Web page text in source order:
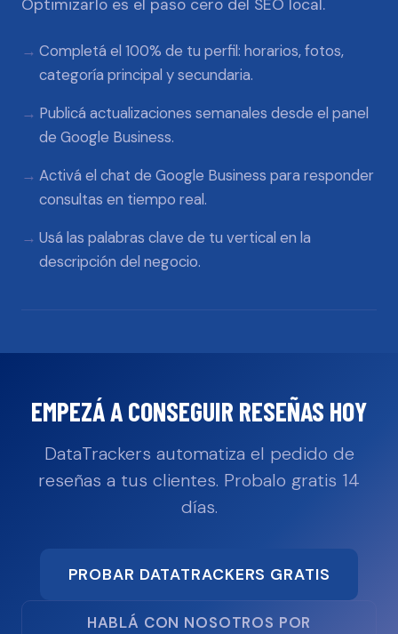
Optimizarlo es el paso cero del SEO local.
Completá el 100% de tu perfil: horarios, fotos,
categoría principal y secundaria.
Publicá actualizaciones semanales desde el panel
de Google Business.
Activá el chat de Google Business para responder
consultas en tiempo real.
Usá las palabras clave de tu vertical en la
descripción del negocio.
EMPEZÁ A CONSEGUIR RESEÑAS HOY
DataTrackers automatiza el pedido de
reseñas a tus clientes. Probalo gratis 14
días.
PROBAR DATATRACKERS GRATIS
HABLÁ CON NOSOTROS POR